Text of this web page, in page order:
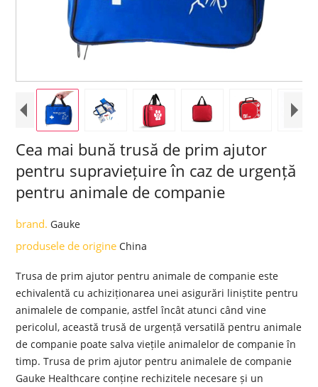
Cea mai bună trusă de prim ajutor
pentru supraviețuire în caz de urgență
pentru animale de companie
brand.Gauke
produsele de origineChina
Trusa de prim ajutor pentru animale de companie este
echivalentă cu achiziționarea unei asigurări liniștite pentru
animalele de companie, astfel încât atunci când vine
pericolul, această trusă de urgență versatilă pentru animale
de companie poate salva viețile animalelor de companie în
timp. Trusa de prim ajutor pentru animalele de companie
Gauke Healthcare conține rechizitele necesare și un